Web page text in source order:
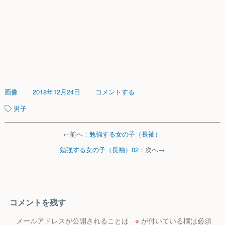
画像 2018年12月24日
コメントする
男子
←前へ：勉強する女の子（長袖）
勉強する女の子（長袖）02 ：次へ→
コメントを残す
メールアドレスが公開されることは ※が付いている欄は必須